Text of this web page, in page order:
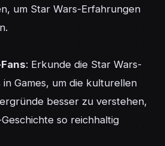
um Star Wars-Erfahrungen
: Erkunde die Star Wars-
Games, um die kulturellen
besser zu verstehen,
so reichhaltig